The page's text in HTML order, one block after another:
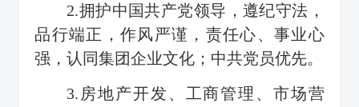
2.拥护中国共产党领导，遵纪守法，
品行端正，作风严谨，责任心、事业心
强，认同集团企业文化；中共党员优先。
3.房地产开发、工商管理、市场营